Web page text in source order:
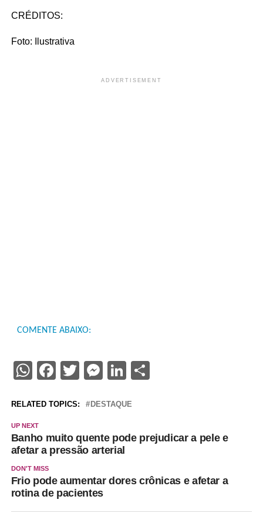
CRÉDITOS:
Foto: Ilustrativa
ADVERTISEMENT
COMENTE ABAIXO:
WhatsApp
Facebook
Twitter
Messenger
LinkedIn
Share
RELATED TOPICS: DESTAQUE
UP NEXT
Banho muito quente pode prejudicar a pele e
afetar a pressão arterial
DON'T MISS
Frio pode aumentar dores crônicas e afetar a
rotina de pacientes